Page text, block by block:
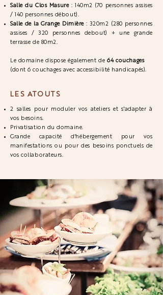
Salle du Clos Masure: 140m2 (70 personnes assises
/ 140 personnes débout).
Salle de la Grange Dimière: 320m2 (280 personnes
assises / 320 personnes debout) + une grande
terrasse de 80m2.
Le domaine dispose également de 64 couchages
(dont 6 couchages avec accessibilité handicapés).
LES ATOUTS
2 salles pour moduler vos ateliers et s'adapter à
vos besoins.
Privatisation du domaine.
Grande capacité d'hébergement pour vos
manifestations ou pour des besoins ponctuels de
vos collaborateurs.